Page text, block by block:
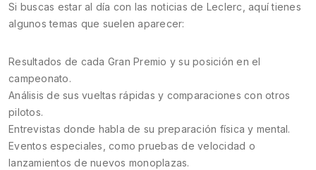
Si buscas estar al día con las noticias de Leclerc, aquí tienes
algunos temas que suelen aparecer:
Resultados de cada Gran Premio y su posición en el
campeonato.
Análisis de sus vueltas rápidas y comparaciones con otros
pilotos.
Entrevistas donde habla de su preparación física y mental.
Eventos especiales, como pruebas de velocidad o
lanzamientos de nuevos monoplazas.